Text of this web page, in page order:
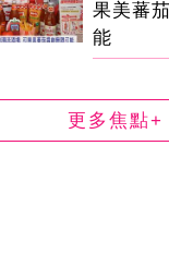
果美蕃
能
更多焦點+